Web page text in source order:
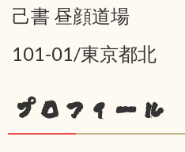
己書 昼顔道場
101-01/東京都北
プロフィール